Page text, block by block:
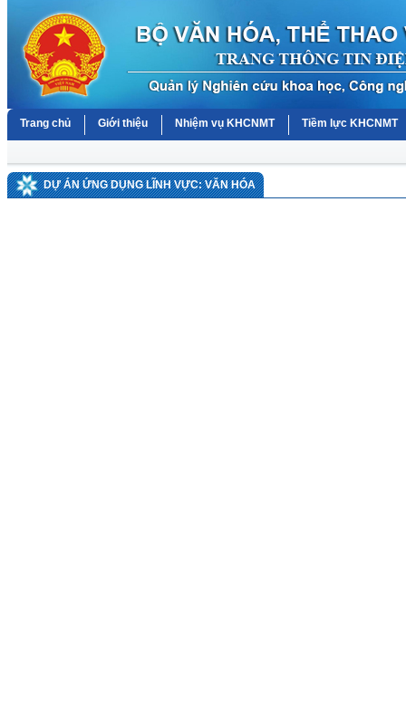
Trang chủ Giới thiệu Nhiệm vụ KHCNMT Tiềm lực KHCNMT
DỰ ÁN ỨNG DỤNG LĨNH VỰC: VĂN HÓA